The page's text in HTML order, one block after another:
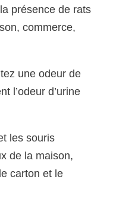
présence de rats
commerce,
une odeur de
l’odeur d’urine
les souris
de la maison,
carton et le